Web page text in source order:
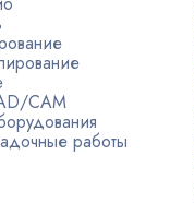
CAM
работы